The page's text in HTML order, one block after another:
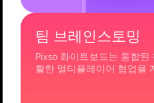
팀 브레인스토밍
Pixso 화이트보드는 통합된
활한 멀티플레이어 협업을